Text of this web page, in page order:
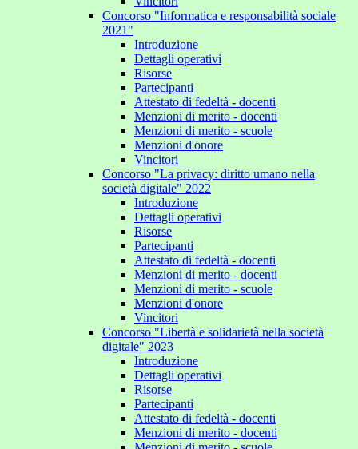
Concorso "Informatica e responsabilità sociale
2021"
Introduzione
Dettagli operativi
Risorse
Partecipanti
Attestato di fedeltà - docenti
Menzioni di merito - docenti
Menzioni di merito - scuole
Menzioni d'onore
Vincitori
Concorso "La privacy: diritto umano nella
società digitale" 2022
Introduzione
Dettagli operativi
Risorse
Partecipanti
Attestato di fedeltà - docenti
Menzioni di merito - docenti
Menzioni di merito - scuole
Menzioni d'onore
Vincitori
Concorso "Libertà e solidarietà nella società
digitale" 2023
Introduzione
Dettagli operativi
Risorse
Partecipanti
Attestato di fedeltà - docenti
Menzioni di merito - docenti